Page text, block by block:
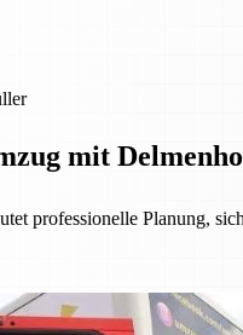
mit
professionelle Planung,